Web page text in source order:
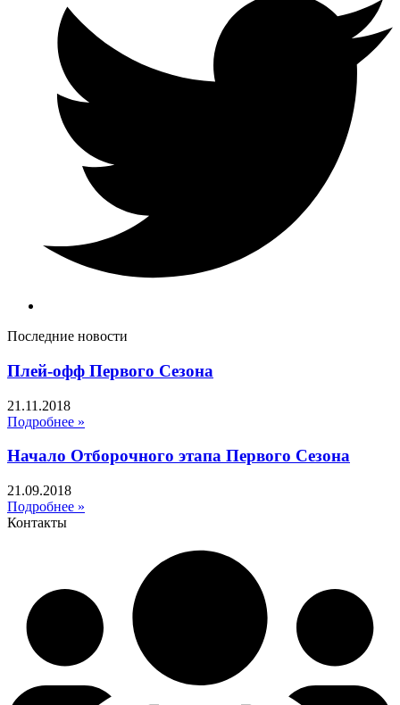
Последние новости
Плей-офф Первого Сезона
21.11.2018
Подробнее »
Начало Отборочного этапа Первого Сезона
21.09.2018
Подробнее »
Контакты